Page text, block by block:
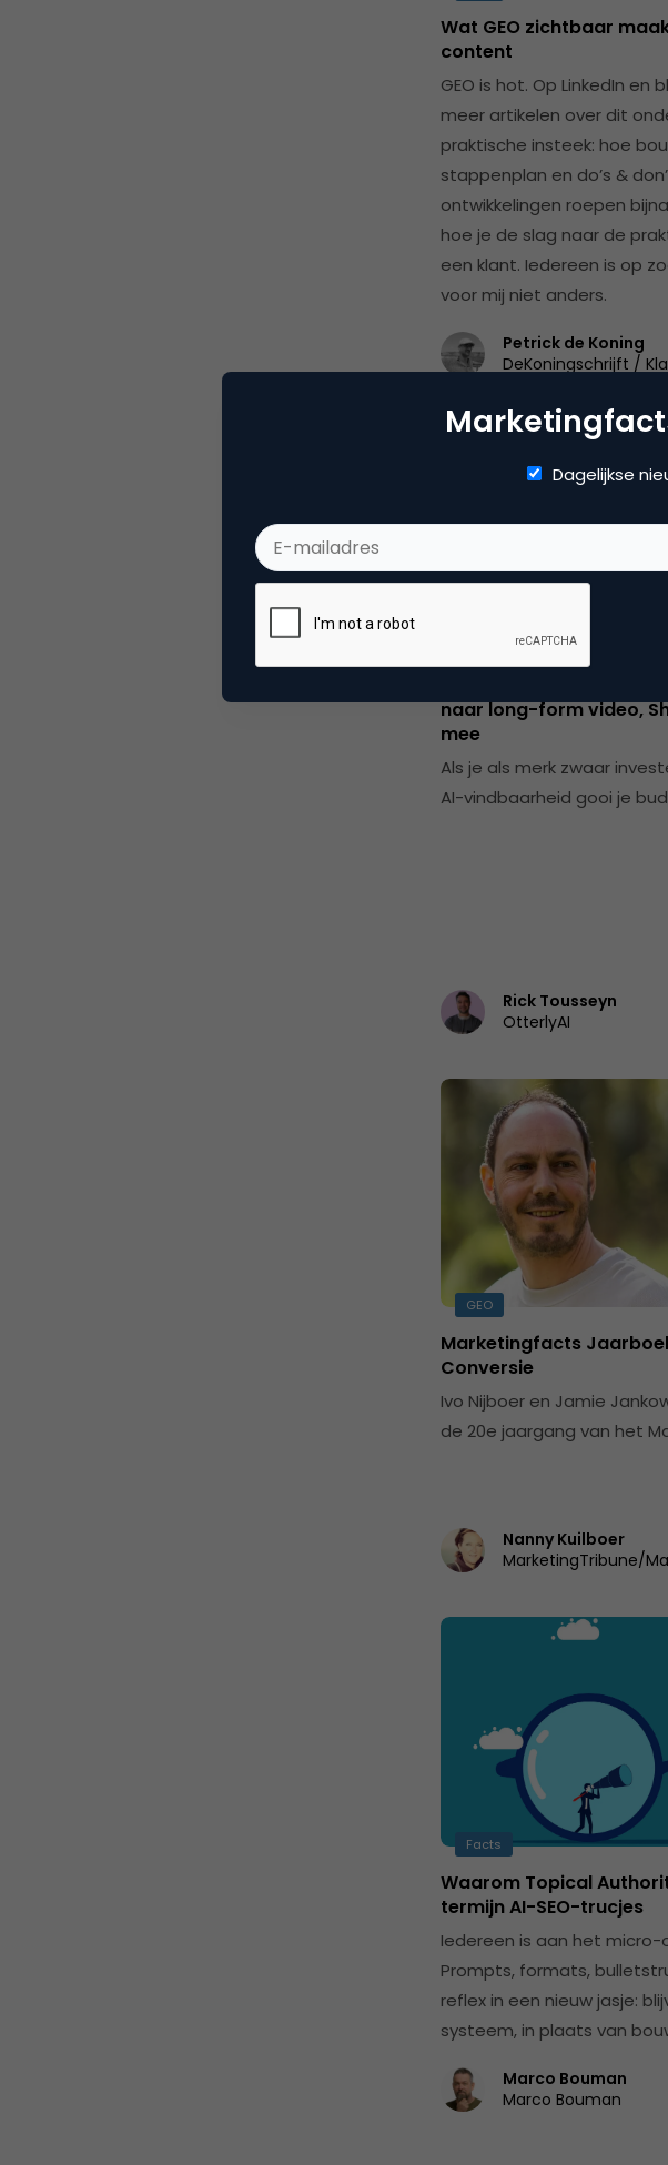
Wat GEO zichtbaar
content
GEO is hot. Op LinkedIn
meer artikelen over dit
praktische insteek: hoe
stappenplan en do’s &
ontwikkelingen roepen
hoe je de slag naar de
een klant. Iedereen is op
voor mij niet anders.
Petrick de Koning
DeKoningschrijft /
naar long-form video,
mee
Als je als merk zwaar
AI-vindbaarheid gooi je
Rick Tousseyn
OtterlyAI
GEO
Marketingfacts
Conversie
Ivo Nijboer en Jamie
de 20e jaargang van het
Nanny Kuilboer
MarketingTribune/
Facts
Waarom Topical
termijn AI-SEO-trucjes
Iedereen is aan het micro-
Prompts, formats,
reflex in een nieuw jasje:
systeem, in plaats van
Marco Bouman
Marco Bouman
Dagelijkse